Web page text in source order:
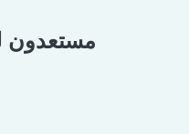
مستعدون